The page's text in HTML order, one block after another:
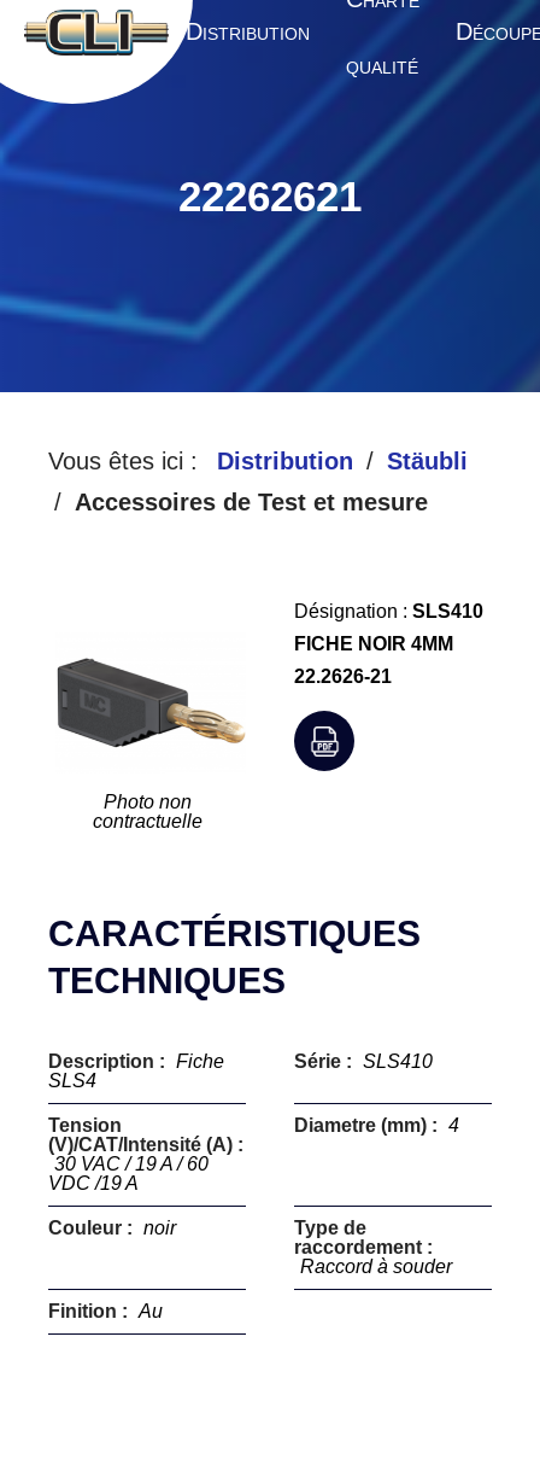
A CCUEIL DISTRIBUTION
QUALITÉ
D
22262621
Vous êtes ici : Distribution
Stäubli
Accessoires de Test et mesure
Photo non
contractuelle
Désignation : SLS410
FICHE NOIR 4MM
22.2626-21
CARACTÉRISTIQUES
TECHNIQUES
Description : Fiche
SLS4
Série : SLS410
Tension
(V)/CAT/Intensité (A) :
30 VAC / 19 A / 60
VDC /19 A
Diametre (mm) : 4
Couleur : noir
Type de
raccordement :
Raccord à souder
Finition : Au